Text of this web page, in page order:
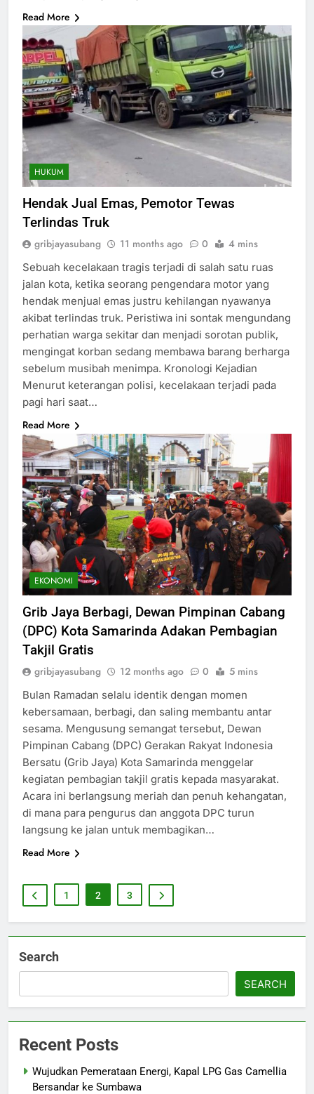
Read More
HUKUM
Hendak Jual Emas, Pemotor Tewas
Terlindas Truk
gribjayasubang 11 months ago 0 4 mins
Sebuah kecelakaan tragis terjadi di salah satu ruas
jalan kota, ketika seorang pengendara motor yang
hendak menjual emas justru kehilangan nyawanya
akibat terlindas truk. Peristiwa ini sontak mengundang
perhatian warga sekitar dan menjadi sorotan publik,
mengingat korban sedang membawa barang berharga
sebelum musibah menimpa. Kronologi Kejadian
Menurut keterangan polisi, kecelakaan terjadi pada
pagi hari saat…
Read More
EKONOMI
Grib Jaya Berbagi, Dewan Pimpinan Cabang
(DPC) Kota Samarinda Adakan Pembagian
Takjil Gratis
gribjayasubang 12 months ago 0 5 mins
Bulan Ramadan selalu identik dengan momen
kebersamaan, berbagi, dan saling membantu antar
sesama. Mengusung semangat tersebut, Dewan
Pimpinan Cabang (DPC) Gerakan Rakyat Indonesia
Bersatu (Grib Jaya) Kota Samarinda menggelar
kegiatan pembagian takjil gratis kepada masyarakat.
Acara ini berlangsung meriah dan penuh kehangatan,
di mana para pengurus dan anggota DPC turun
langsung ke jalan untuk membagikan…
Read More
1 2 3
Search
SEARCH
Recent Posts
Wujudkan Pemerataan Energi, Kapal LPG Gas Camellia
Bersandar ke Sumbawa